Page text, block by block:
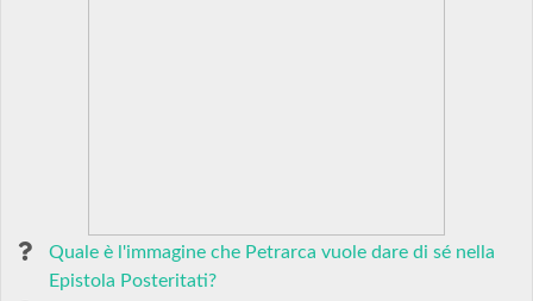
Quale è l'immagine che Petrarca vuole dare di sé nella
Epistola Posteritati?